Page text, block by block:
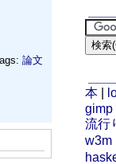
論文
本
gimp
流行
w3m